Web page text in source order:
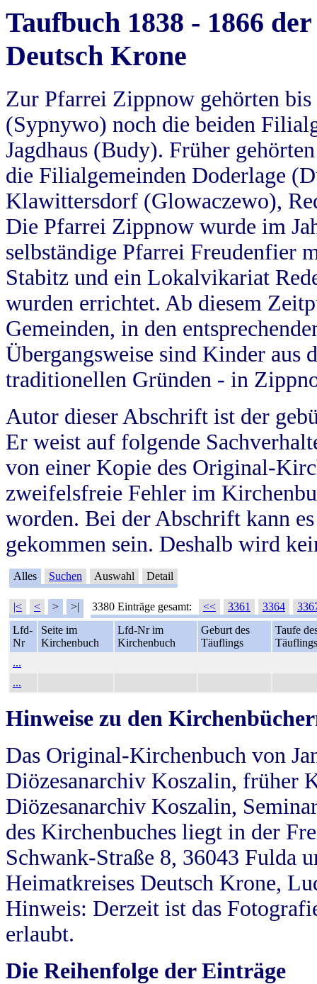
Taufbuch 1838 - 1866
Deutsch Krone
Zur Pfarrei Zippnow gehörten
(Sypnywo) noch die beiden
Jagdhaus (Budy). Früher
die Filialgemeinden Doderlage
Klawittersdorf (Glowaczewo),
Die Pfarrei Zippnow wurde im
selbständige Pfarrei Freudenfier
Stabitz und ein Lokalvikariat
wurden errichtet. Ab diesem
Gemeinden, in den
Übergangsweise sind Kinder aus
traditionellen Gründen - in
Autor dieser Abschrift ist der
Er weist auf folgende
von einer Kopie des Original-
zweifelsfreie Fehler im
worden. Bei der Abschrift kann
gekommen sein. Deshalb wird
Alles Suchen Auswahl Detail
|< < > >| 3380 Einträge gesamt: << 3361 3364
Lfd-
Nr
Seite im
Kirchenbuch
Lfd-Nr im
Kirchenbuch
Geburt des
Täuflings
Taufe
Täuflings
...
...
Hinweise zu den
Das Original-Kirchenbuch von
Diözesanarchiv Koszalin, früher
Diözesanarchiv Koszalin,
des Kirchenbuches liegt in der
Schwank-Straße 8, 36043 Fulda
Heimatkreises Deutsch Krone,
Hinweis: Derzeit ist das
erlaubt.
Die Reihenfolge der Einträge